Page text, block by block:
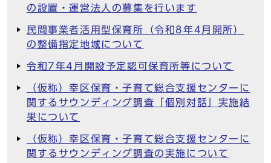
の設置・運営法人の募集を行います
民間事業者活用型保育所（令和8年4月開所）
の整備指定地域について
令和7年4月開設予定認可保育所等について
（仮称）幸区保育・子育て総合支援センターに
関するサウンディング調査「個別対話」実施結
果について
（仮称）幸区保育・子育て総合支援センターに
関するサウンディング調査の実施について